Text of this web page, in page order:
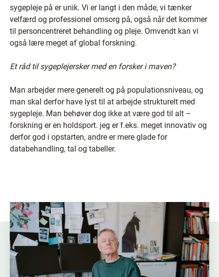
sygepleje på er unik. Vi er langt i den måde, vi tænker
velfærd og professionel omsorg på, også når det kommer
til personcentreret behandling og pleje. Omvendt kan vi
også lære meget af global forskning.
Et råd til sygeplejersker med en forsker i maven?
Man arbejder mere generelt og på populationsniveau, og
man skal derfor have lyst til at arbejde strukturelt med
sygepleje. Man behøver dog ikke at være god til alt –
forskning er en holdsport. jeg er f.eks. meget innovativ og
derfor god i opstarten, andre er mere glade for
databehandling, tal og tabeller.